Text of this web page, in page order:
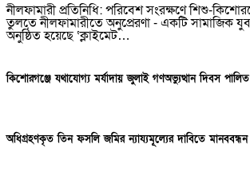
নীলফামারী প্রতিনিধি: পরিবেশ সংরক্ষণে শিশু-
তুলতে নীলফামারীতে অনুপ্রেরণা - একটি সামাজিক
অনুষ্ঠিত হয়েছে ‘ক্লাইমেট…
কিশোরগঞ্জে যথাযোগ্য মর্যাদায় জুলাই গণঅভ্যুত্থান দিবস পালিত
অধিগ্রহণকৃত তিন ফসলি জমির ন্যায্যমূল্যের দাবিতে মানববন্ধন